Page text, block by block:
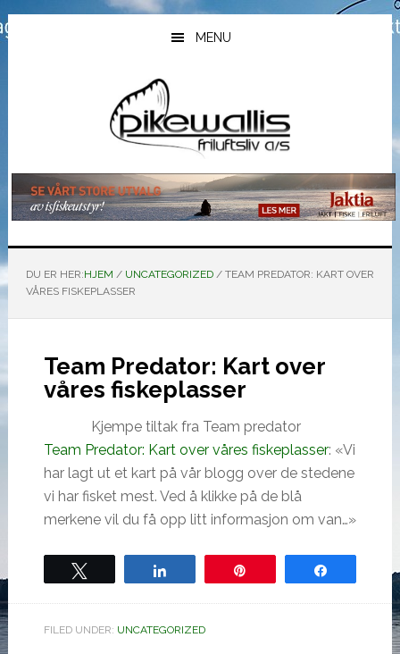
Hopp
til
Hopp
til
Hopp
til
MENU
DU ER HER:HJEM / UNCATEGORIZED /TEAM PREDATOR: KART OVER
VÅRES FISKEPLASSER
Team Predator: Kart over
våres fiskeplasser
Kjempe tiltak fra Team predator
Team Predator: Kart over våres fiskeplasser: «Vi
har lagt ut et kart på vår blogg over de stedene
vi har fisket mest. Ved å klikke på de blå
merkene vil du få opp litt informasjon om van…»
FILED UNDER: UNCATEGORIZED